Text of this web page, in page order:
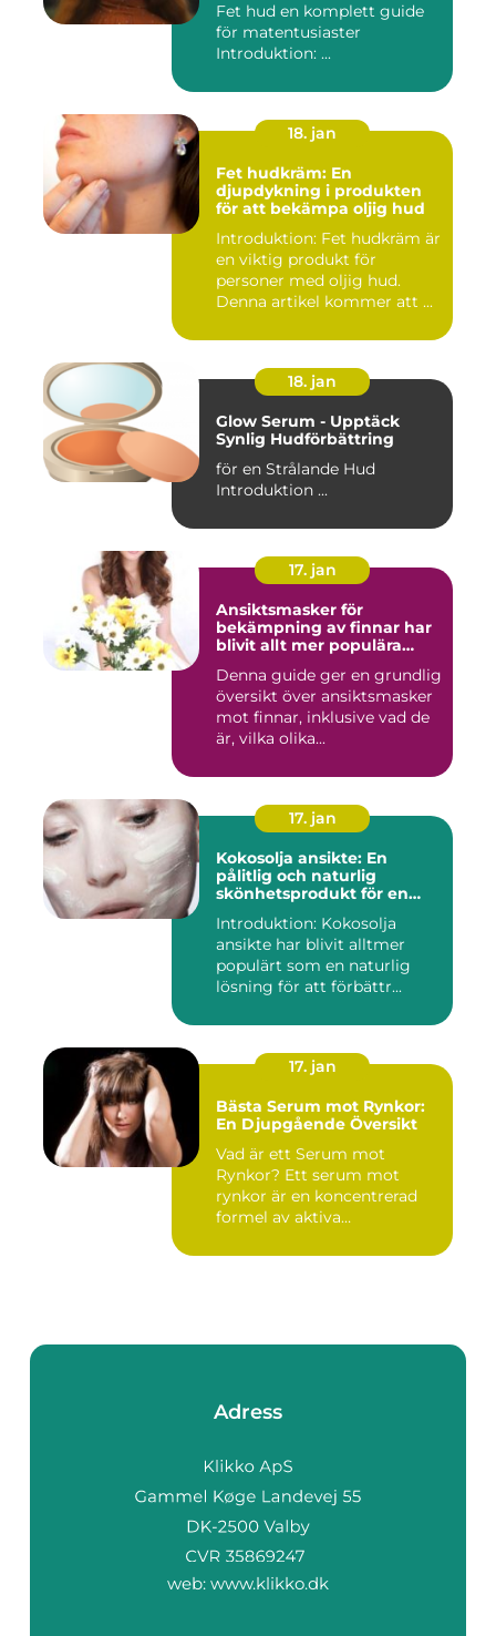
Fet hud en komplett guide
för matentusiaster
Introduktion: ...
18. jan
Fet hudkräm: En
djupdykning i produkten
för att bekämpa oljig hud
Introduktion: Fet hudkräm är
en viktig produkt för
personer med oljig hud.
Denna artikel kommer att ...
18. jan
Glow Serum - Upptäck
Synlig Hudförbättring
för en Strålande Hud
Introduktion ...
17. jan
Ansiktsmasker för
bekämpning av finnar har
blivit allt mer populära
Denna guide ger en grundlig
översikt över ansiktsmasker
mot finnar, inklusive vad de
är, vilka olika...
17. jan
Kokosolja ansikte: En
pålitlig och naturlig
skönhetsprodukt för en
Introduktion: Kokosolja
ansikte har blivit alltmer
populärt som en naturlig
lösning för att förbättr...
17. jan
Bästa Serum mot Rynkor:
En Djupgående Översikt
Vad är ett Serum mot
Rynkor? Ett serum mot
rynkor är en koncentrerad
formel av aktiva
Adress
web: www.klikko.dk